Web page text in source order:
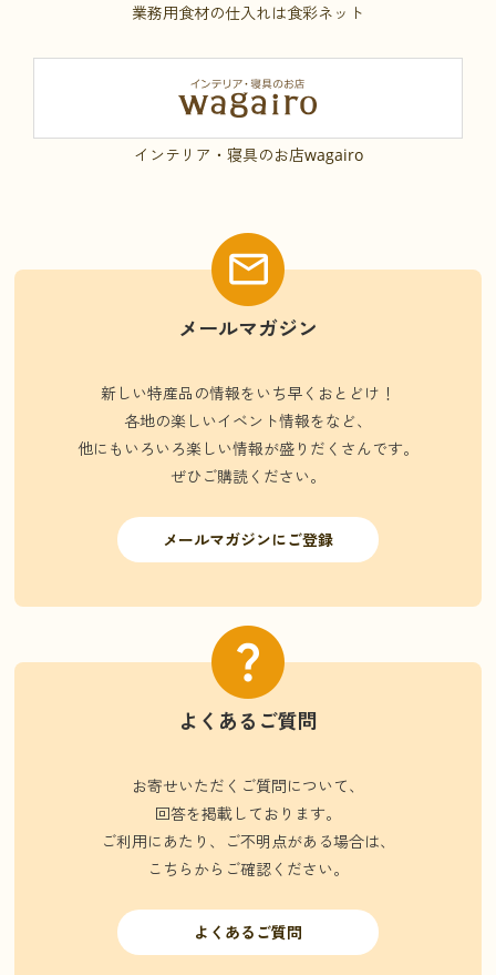
業務用食材の仕入れは食彩ネット
インテリア・寝具のお店wagairo
メールマガジン
新しい特産品の情報をいち早くおとどけ！
各地の楽しいイベント情報をなど、
他にもいろいろ楽しい情報が盛りだくさんです。
ぜひご購読ください。
メールマガジンにご登録
よくあるご質問
お寄せいただくご質問について、
回答を掲載しております。
ご利用にあたり、ご不明点がある場合は、
こちらからご確認ください。
よくあるご質問